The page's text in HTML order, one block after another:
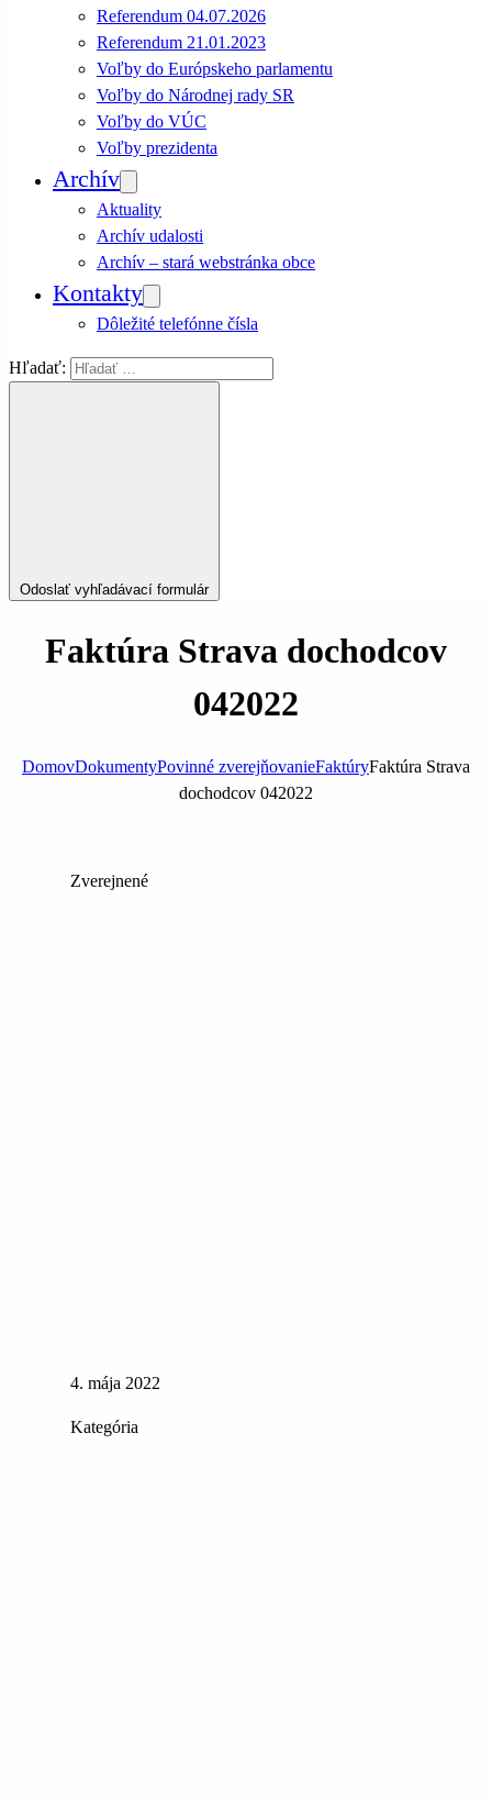
Referendum 04.07.2026
Referendum 21.01.2023
Voľby do Európskeho parlamentu
Voľby do Národnej rady SR
Voľby do VÚC
Voľby prezidenta
Archív
Aktuality
Archív udalosti
Archív – stará webstránka obce
Kontakty
Dôležité telefónne čísla
Hľadať:
Odoslať vyhľadávací formulár
Faktúra Strava dochodcov
042022
DomovDokumentyPovinné zverejňovanieFaktúryFaktúra Strava
dochodcov 042022
Zverejnené
4. mája 2022
Kategória